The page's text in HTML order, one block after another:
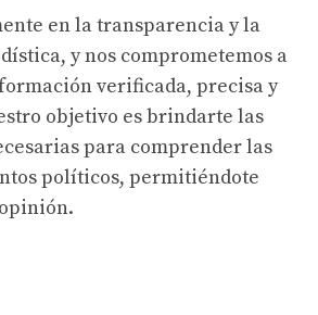
en la transparencia y la
y nos comprometemos a
verificada, precisa y
objetivo es brindarte las
para comprender las
políticos, permitiéndote